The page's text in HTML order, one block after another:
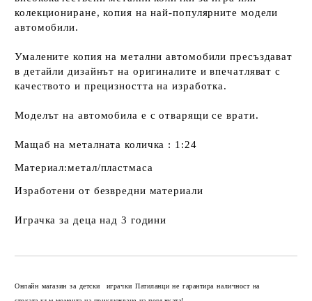
колекциониране, копия на най-популярните модели
автомобили.
Умалените копия на метални автомобили пресъздават
в детайли дизайнът на оригиналите и впечатляват с
качеството и прецизността на изработка.
Моделът на автомобила е с отварящи се врати.
Мащаб на металната количка : 1:24
Материал:метал/пластмаса
Изработени от безвредни материали
Играчка за деца над 3 години
Онлайн магазин за детски играчки Патиланци не гарантира наличност на